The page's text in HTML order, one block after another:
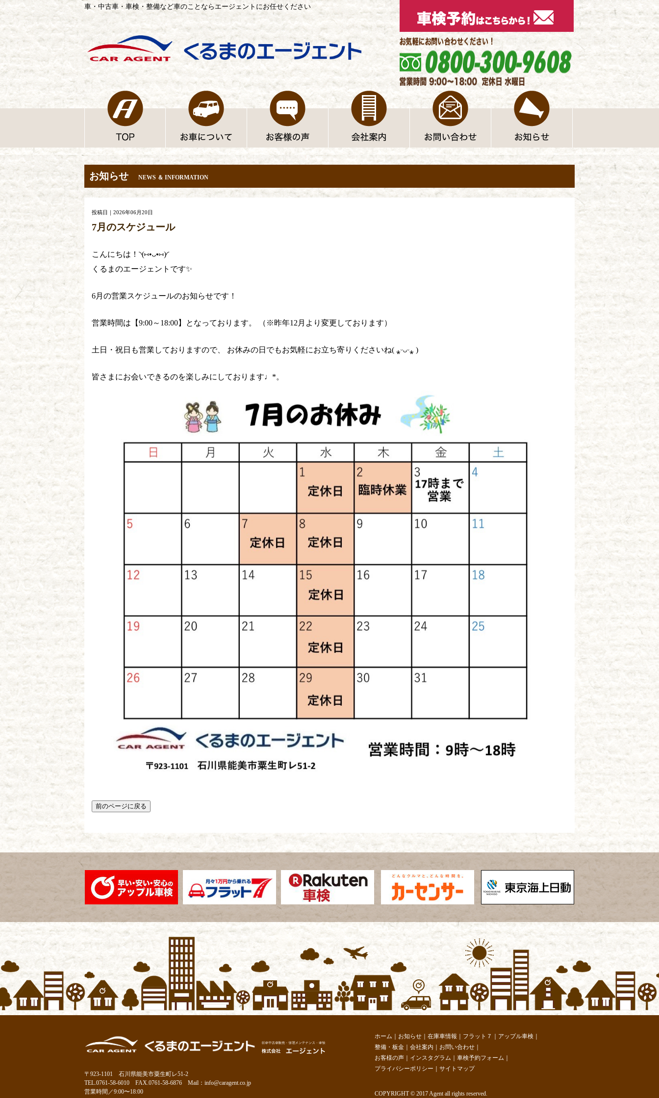
車・中古車・車検・整備など車のことならエージェントにお任せください
お知らせ NEWS ＆ INFORMATION
投稿日｜2026年06月20日
7月のスケジュール
こんにちは！◝(⑅•ᴗ•⑅)◜
くるまのエージェントです✨
6月の営業スケジュールのお知らせです！
営業時間は【9:00～18:00】となっております。 （※昨年12月より変更しております）
土日・祝日も営業しておりますので、 お休みの日でもお気軽にお立ち寄りくださいね( ⁎ᵕᴗᵕ⁎ )
皆さまにお会いできるのを楽しみにしております♩*。
〒923-1101 石川県能美市粟生町レ51-2
TEL.0761-58-6010 FAX.0761-58-6876 Mail： info@caragent.co.jp
営業時間／9:00〜18:00
ホーム ｜ お知らせ ｜ 在庫車情報 ｜ フラット７ ｜ アップル車検 ｜
整備・板金 ｜ 会社案内 ｜ お問い合わせ ｜
お客様の声 ｜ インスタグラム ｜ 車検予約フォーム ｜
プライバシーポリシー ｜ サイトマップ
COPYRIGHT© 2017 Agent all rights reserved.